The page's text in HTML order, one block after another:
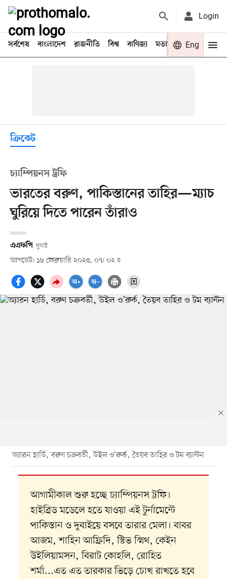
Login
সর্বশেষ বাংলাদেশ রাজনীতি বিশ্ব বাণিজ্য মতামত খেলা
Eng
ক্রিকেট
চ্যাম্পিয়নস ট্রফি
ভারতের বরুণ, পাকিস্তানের তাহির—ম্যাচ
ঘুরিয়ে দিতে পারেন তাঁরাও
এএফপি দুবাই
আপডেট: ১৮ ফেব্রুয়ারি ২০২৫, ০৭: ০২
অ্যারন হার্ডি, বরুণ চক্রবর্তী, উইল ও’রুর্ক, তৈয়ব তাহির ও টম ব্যান্টন
আগামীকাল শুরু হচ্ছে চ্যাম্পিয়নস ট্রফি।
হাইব্রিড মডেলে হতে যাওয়া এই টুর্নামেন্টে
পাকিস্তান ও দুবাইয়ে বসবে তারার মেলা। বাবর
আজম, শাহিন আফ্রিদি, স্টিভ স্মিথ, কেইন
উইলিয়ামসন, বিরাট কোহলি, রোহিত
শর্মা...এত এত তারকার ভিড়ে চোখ রাখতে হবে